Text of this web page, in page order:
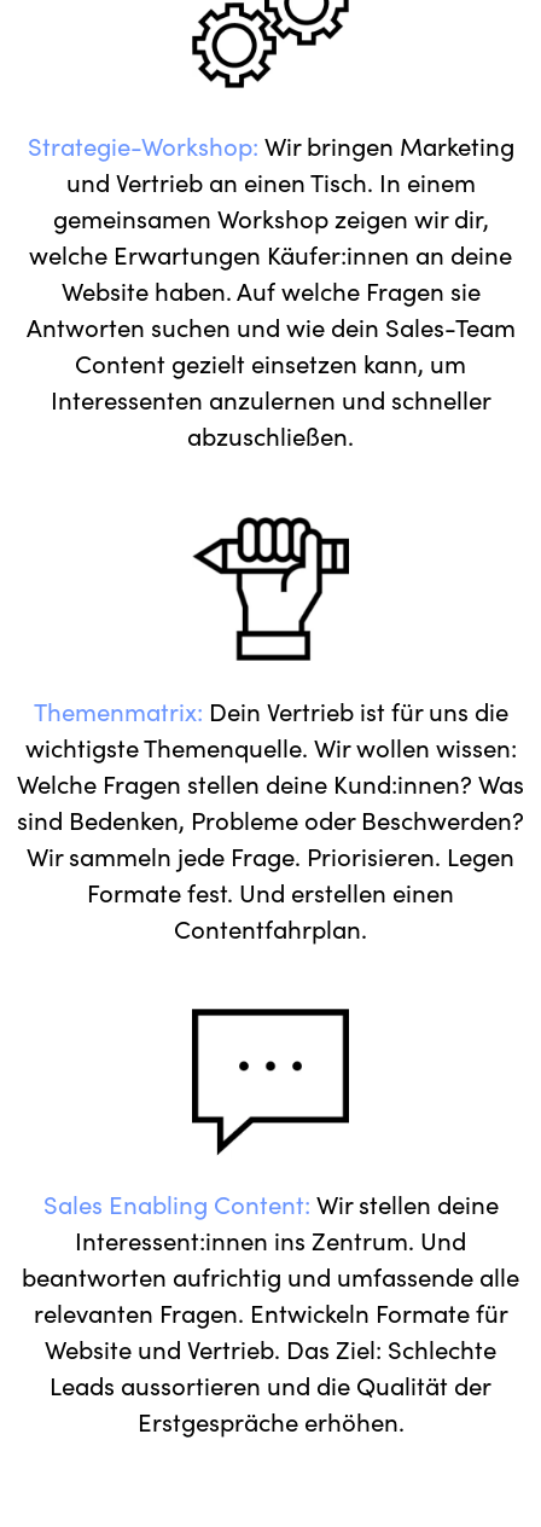
Strategie-Workshop: Wir bringen Marketing
und Vertrieb an einen Tisch. In einem
gemeinsamen Workshop zeigen wir dir,
welche Erwartungen Käufer:innen an deine
Website haben. Auf welche Fragen sie
Antworten suchen und wie dein Sales-Team
Content gezielt einsetzen kann, um
Interessenten anzulernen und schneller
abzuschließen.
Themenmatrix: Dein Vertrieb ist für uns die
wichtigste Themenquelle. Wir wollen wissen:
Welche Fragen stellen deine Kund:innen? Was
sind Bedenken, Probleme oder Beschwerden?
Wir sammeln jede Frage. Priorisieren. Legen
Formate fest. Und erstellen einen
Contentfahrplan.
Sales Enabling Content: Wir stellen deine
Interessent:innen ins Zentrum. Und
beantworten aufrichtig und umfassende alle
relevanten Fragen. Entwickeln Formate für
Website und Vertrieb. Das Ziel: Schlechte
Leads aussortieren und die Qualität der
Erstgespräche erhöhen.